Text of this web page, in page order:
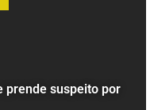
prende suspeito por